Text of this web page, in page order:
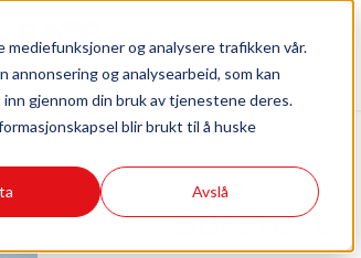
og analysere trafikken vår.
og analysearbeid, som kan
gjennom din bruk av tjenestene deres.
blir brukt til å huske
Avslå
Innhold for
styret utbygger
Boretunet